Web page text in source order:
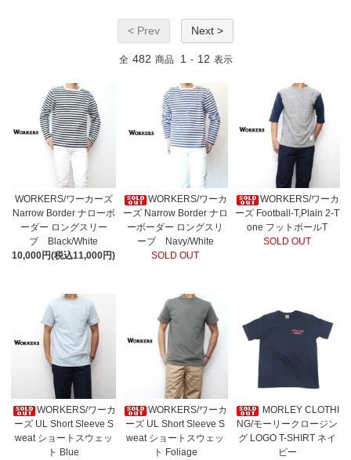
< Prev Next >
全 482 商品 1 - 12 表示
WORKERS/ワーカーズ
Narrow Border ナローボ
ーダー ロングスリー
ブ Black/White
10,000円(税込11,000円)
WORKERS/ワーカ
ーズ Narrow Border ナロ
ーボーダー ロングスリ
ーブ Navy/White
SOLD OUT
WORKERS/ワーカ
ーズ Football-T,Plain 2-T
one フットボールT
SOLD OUT
WORKERS/ワーカ
ーズ UL Short Sleeve S
weat ショートスウェッ
ト Blue
WORKERS/ワーカ
ーズ UL Short Sleeve S
weat ショートスウェッ
ト Foliage
MORLEY CLOTHI
NG/モーリークロージン
グ LOGO T-SHIRT ネイ
ビー